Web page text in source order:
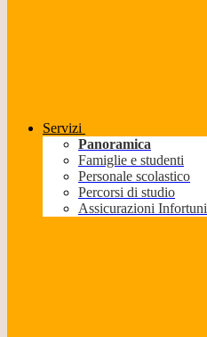
Servizi
Panoramica
Famiglie e studenti
Personale scolastico
Percorsi di studio
Assicurazioni